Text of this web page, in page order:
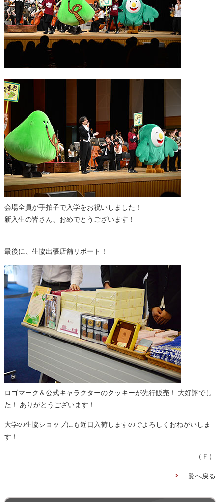
会場全員が手拍子で入学をお祝いしました！
新入生の皆さん、おめでとうございます！
最後に、生協出張店舗リポート！
ロゴマーク＆公式キャラクターのクッキーが先行販売！ 大好評でし
た！ ありがとうございます！
大学の生協ショップにも近日入荷しますのでよろしくおねがいしま
す！
（Ｆ）
一覧へ戻る